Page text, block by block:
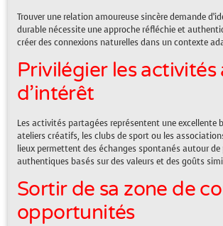
Trouver une relation amoureuse sincère demande
durable nécessite une approche réfléchie et
créer des connexions naturelles dans un contexte
Privilégier les activités
d’intérêt
Les activités partagées représentent une excellente
ateliers créatifs, les clubs de sport ou les
lieux permettent des échanges spontanés autour
authentiques basés sur des valeurs et des goûts
Sortir de sa zone de
opportunités